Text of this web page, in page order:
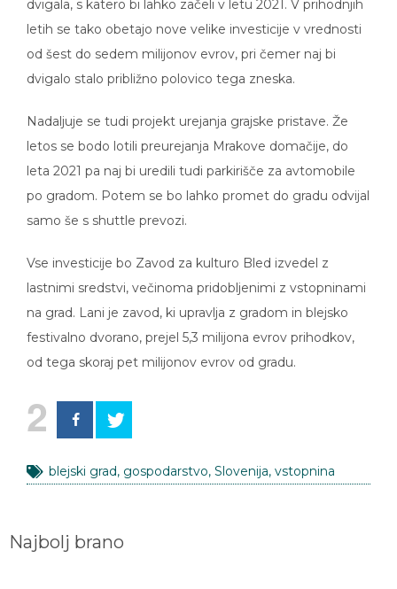
dvigala, s katero bi lahko začeli v letu 2021. V prihodnjih
letih se tako obetajo nove velike investicije v vrednosti
od šest do sedem milijonov evrov, pri čemer naj bi
dvigalo stalo približno polovico tega zneska.
Nadaljuje se tudi projekt urejanja grajske pristave. Že
letos se bodo lotili preurejanja Mrakove domačije, do
leta 2021 pa naj bi uredili tudi parkirišče za avtomobile
po gradom. Potem se bo lahko promet do gradu odvijal
samo še s shuttle prevozi.
Vse investicije bo Zavod za kulturo Bled izvedel z
lastnimi sredstvi, večinoma pridobljenimi z vstopninami
na grad. Lani je zavod, ki upravlja z gradom in blejsko
festivalno dvorano, prejel 5,3 milijona evrov prihodkov,
od tega skoraj pet milijonov evrov od gradu.
2
blejski grad, gospodarstvo, Slovenija, vstopnina
Najbolj brano